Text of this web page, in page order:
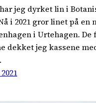
jeg dyrket lin i
i 2021 gror linet på en
i Urtehagen. De
dekket jeg kassene